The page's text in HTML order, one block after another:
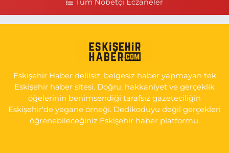
YENİDOĞAN MH.ŞEHİT SERKAN ÖZAYDIN CD.8 B ESKİ DEVLET
0 (222) 237 75 17 Yol Tarifi Al
Tüm Nöbetçi Eczaneler
Eskişehir Haber delilsiz, belgesiz haber yapmayan tek
Eskişehir haber sitesi. Doğru, hakkaniyet ve gerçeklik
öğelerinin benimsendiği tarafsız gazeteciliğin
Eskişehir'de yegane örneği. Dedikoduyu değil gerçekleri
öğrenebileceğiniz Eskişehir haber platformu.